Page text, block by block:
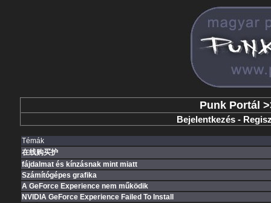
Punk Portál
Bejelentkezés -
Témák
在线购买护
fájdalmat és kínzásnak mint miatt
Számítógépes grafika
A GeForce Experience nem működik
NVIDIA GeForce Experience Failed To Install